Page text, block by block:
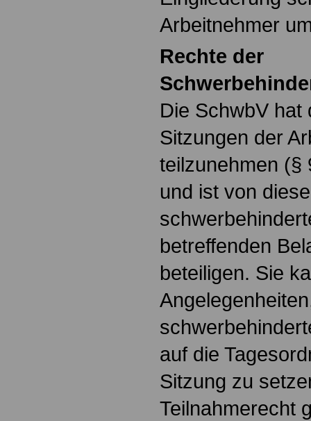
Arbeitnehmer
Rechte der
Die SchwbV hat
Sitzungen der
teilzunehmen (§
und ist von
betreffenden
beteiligen. Sie
auf die
Sitzung zu
Teilnahmerecht